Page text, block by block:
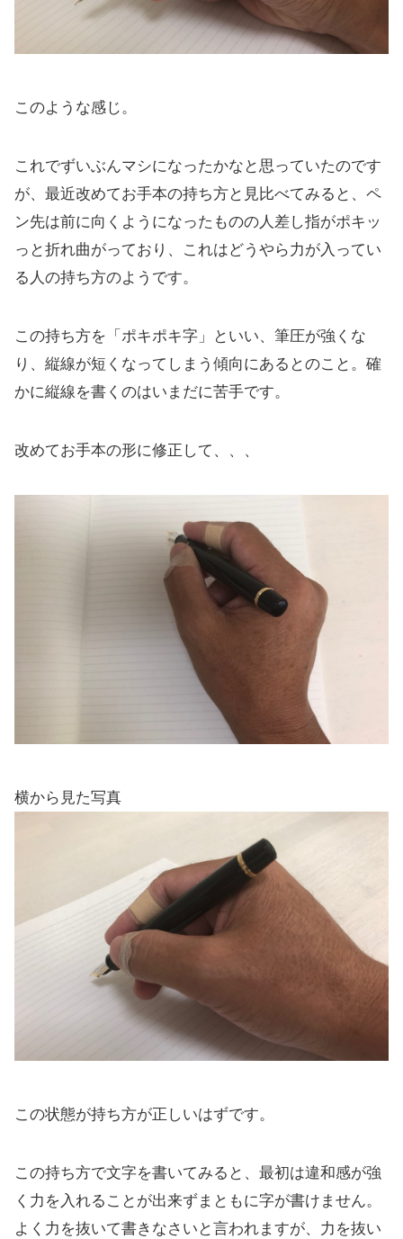
このような感じ。
これでずいぶんマシになったかなと思っていたのです
が、最近改めてお手本の持ち方と見比べてみると、ペ
ン先は前に向くようになったものの人差し指がポキッ
っと折れ曲がっており、これはどうやら力が入ってい
る人の持ち方のようです。
この持ち方を「ポキポキ字」といい、筆圧が強くな
り、縦線が短くなってしまう傾向にあるとのこと。確
かに縦線を書くのはいまだに苦手です。
改めてお手本の形に修正して、、、
横から見た写真
この状態が持ち方が正しいはずです。
この持ち方で文字を書いてみると、最初は違和感が強
く力を入れることが出来ずまともに字が書けません。
よく力を抜いて書きなさいと言われますが、力を抜い